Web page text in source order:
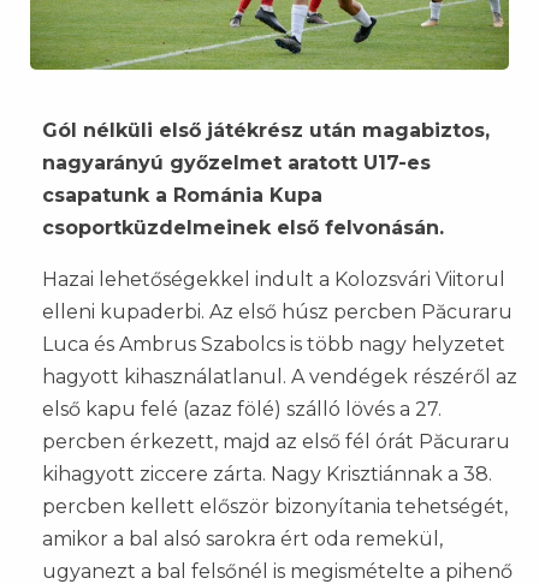
Gól nélküli első játékrész után magabiztos,
nagyarányú győzelmet aratott U17-es
csapatunk a Románia Kupa
csoportküzdelmeinek első felvonásán.
Hazai lehetőségekkel indult a Kolozsvári Viitorul
elleni kupaderbi. Az első húsz percben Păcuraru
Luca és Ambrus Szabolcs is több nagy helyzetet
hagyott kihasználatlanul. A vendégek részéről az
első kapu felé (azaz fölé) szálló lövés a 27.
percben érkezett, majd az első fél órát Păcuraru
kihagyott ziccere zárta. Nagy Krisztiánnak a 38.
percben kellett először bizonyítania tehetségét,
amikor a bal alsó sarokra ért oda remekül,
ugyanezt a bal felsőnél is megismételte a pihenő